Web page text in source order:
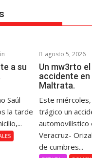
a su
Saúl
la tarde
agosto 5, 2026
Un mw3rto
accidente en
Maltrata.
Este
trágico un
automovilístico
Veracruz-
de cumbres...